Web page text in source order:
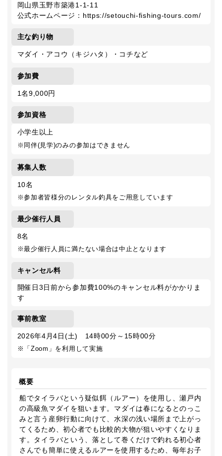
岡山県玉野市築港1-1-11
公式ホームページ：https://setouchi-fishing-tours.com/
主な釣り物
マダイ・アコウ（キジハタ）・コチなど
参加費
1名9,000円
参加資格
小学生以上
※同伴(見学)のみの参加はできません
募集人数
10名
※参加者皆様分のレンタル釣具をご用意しています
最少催行人員
8名
※最少催行人員に満たない場合は中止となります
キャンセル料
開催日3日前から参加費100%のキャンセル料がかかりま
す
事前教室
2026年4月4日(土) 14時00分～15時00分
※「Zoom」を利用して実施
概要
船でタイラバという疑似餌（ルアー）を使用し、瀬戸内
の高級魚マダイを狙います。マダイは春になるとのっこ
みと言う産卵行動に向けて、水深の浅い場所まで上がっ
てくるため、初心者でも比較的大物が狙いやすくなりま
す。タイラバという、落として巻くだけで釣れる初心者
さんでも簡単に使えるルアーを使用するため、毎年お子